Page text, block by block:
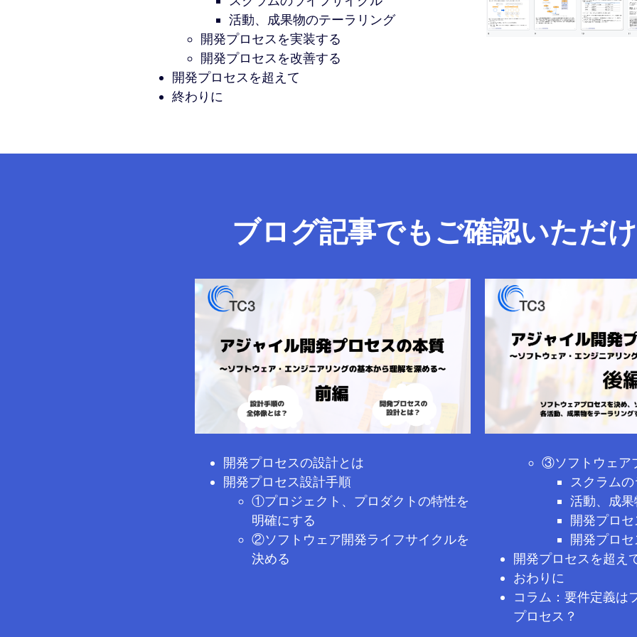
活動、成果物のテーラリング
開発プロセスを実装する
開発プロセスを改善する
開発プロセスを超えて
終わりに
ブログ記事でもご確認いただ
開発プロセスの設計とは
開発プロセス設計手順
①プロジェクト、プロダクトの特性を
明確にする
②ソフトウェア開発ライフサイクルを
決める
③ソフトウェア
スクラム
活動、成
開発プロ
開発プロ
開発プロセスを超え
おわりに
コラム：要件定義は
プロセス？